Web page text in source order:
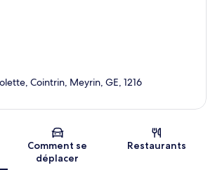
Carte
Cointrin, Meyrin, GE, 1216
Comment se
déplacer
Restaurants